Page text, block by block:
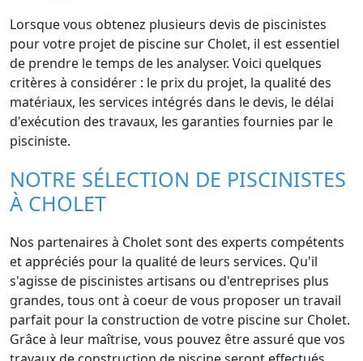
Lorsque vous obtenez plusieurs devis de piscinistes
pour votre projet de piscine sur Cholet, il est essentiel
de prendre le temps de les analyser. Voici quelques
critères à considérer : le prix du projet, la qualité des
matériaux, les services intégrés dans le devis, le délai
d'exécution des travaux, les garanties fournies par le
pisciniste.
NOTRE SÉLECTION DE PISCINISTES
À CHOLET
Nos partenaires à Cholet sont des experts compétents
et appréciés pour la qualité de leurs services. Qu'il
s'agisse de piscinistes artisans ou d'entreprises plus
grandes, tous ont à coeur de vous proposer un travail
parfait pour la construction de votre piscine sur Cholet.
Grâce à leur maîtrise, vous pouvez être assuré que vos